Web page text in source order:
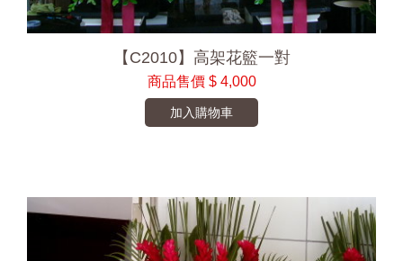
【C2010】高架花籃一對
商品售價 $ 4,000
加入購物車